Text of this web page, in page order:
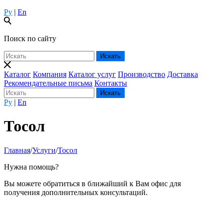
Ру | En
Поиск по сайту
Каталог Компания Каталог услуг Производство Доставка
Рекомендательные письма Контакты
Ру | En
Тосол
Главная/Услуги/Тосол
Нужна помощь?
Вы можете обратиться в ближайший к Вам офис для
получения дополнительных консультаций.